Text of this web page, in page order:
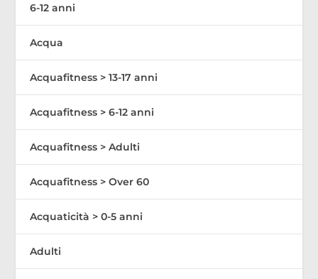
6-12 anni
Acqua
Acquafitness > 13-17 anni
Acquafitness > 6-12 anni
Acquafitness > Adulti
Acquafitness > Over 60
Acquaticità > 0-5 anni
Adulti